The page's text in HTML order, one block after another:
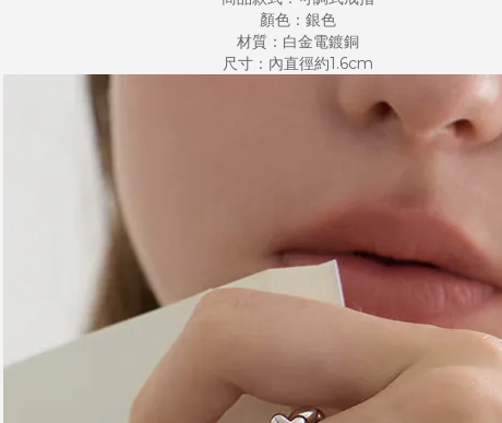
顏色：銀色
材質：白金電鍍銅
尺寸：內直徑約1.6cm